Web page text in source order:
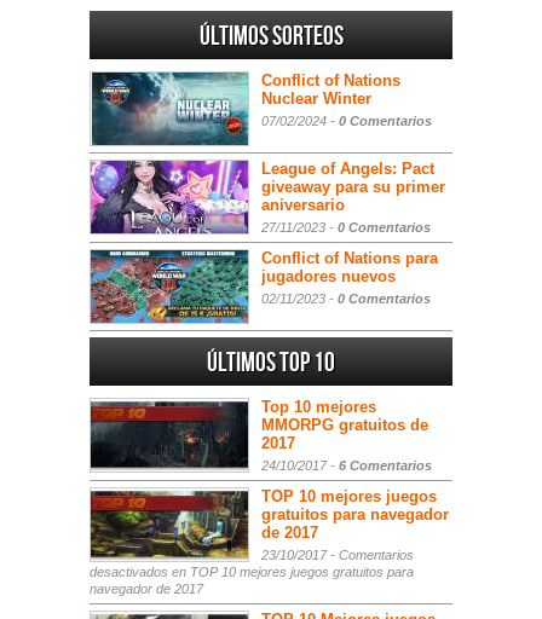
Últimos sorteos
Conflict of Nations
Nuclear Winter
07/02/2024 - 0 Comentarios
League of Angels: Pact
giveaway para su primer
aniversario
27/11/2023 - 0 Comentarios
Conflict of Nations para
jugadores nuevos
02/11/2023 - 0 Comentarios
Últimos Top 10
Top 10 mejores
MMORPG gratuitos de
2017
24/10/2017 - 6 Comentarios
TOP 10 mejores juegos
gratuitos para navegador
de 2017
23/10/2017 - Comentarios
desactivados en TOP 10 mejores juegos gratuitos para
navegador de 2017